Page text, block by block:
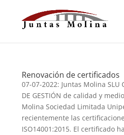
Renovación de certificados
07-07-2022: Juntas Molina SLU
DE GESTIÓN de calidad y
Molina Sociedad Limitada
recientemente las
ISO14001:2015. El certificado